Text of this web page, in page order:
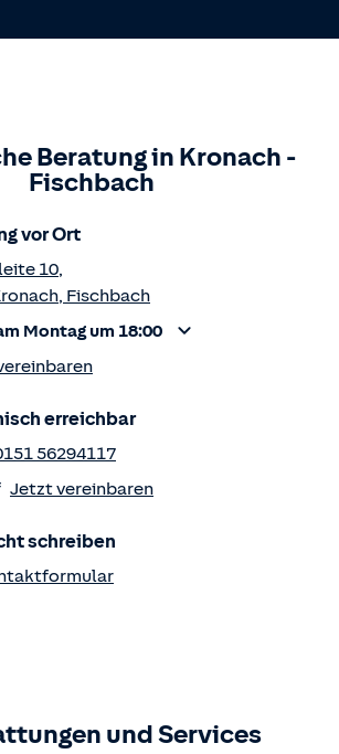
Beratung in Kronach -
Fischbach
vor Ort
10,
, Fischbach
Montag um 18:00
erreichbar
56294117
Jetzt vereinbaren
schreiben
und Services